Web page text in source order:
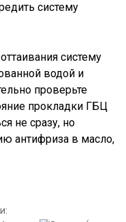
систему
систему
водой и
проверьте
прокладки ГБЦ
не сразу, но
антифриза в масло,